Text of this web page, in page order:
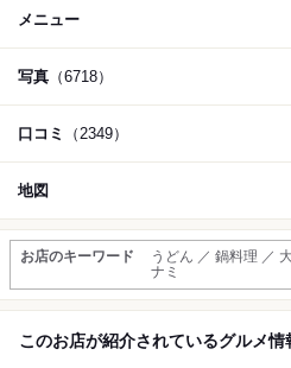
メニュー
写真 （6718）
口コミ （2349）
地図
お店のキーワード
うどん ／ 鍋料理 ／
ナミ
このお店が紹介されているグルメ情